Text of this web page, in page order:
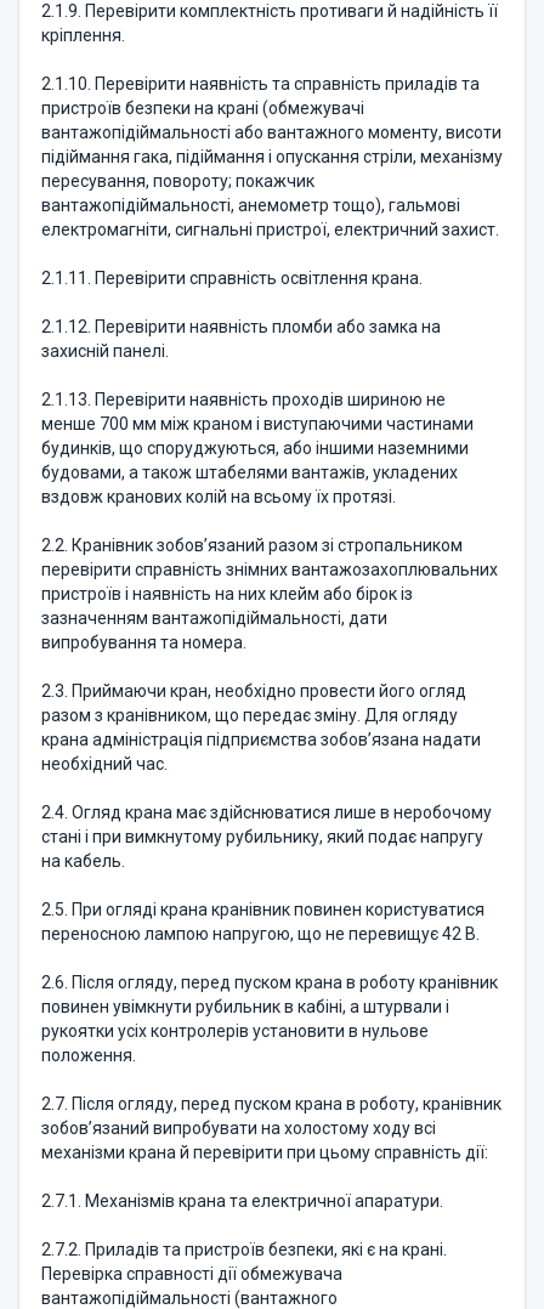
2.1.9. Перевірити комплектність противаги й надійність її
кріплення.
2.1.10. Перевірити наявність та справність приладів та
пристроїв безпеки на крані (обмежувачі
вантажопідіймальності або вантажного моменту, висоти
підіймання гака, підіймання і опускання стріли, механізму
пересування, повороту; покажчик
вантажопідіймальності, анемометр тощо), гальмові
електромагніти, сигнальні пристрої, електричний захист.
2.1.11. Перевірити справність освітлення крана.
2.1.12. Перевірити наявність пломби або замка на
захисній панелі.
2.1.13. Перевірити наявність проходів шириною не
менше 700 мм між краном і виступаючими частинами
будинків, що споруджуються, або іншими наземними
будовами, а також штабелями вантажів, укладених
вздовж кранових колій на всьому їх протязі.
2.2. Кранівник зобов’язаний разом зі стропальником
перевірити справність знімних вантажозахоплювальних
пристроїв і наявність на них клейм або бірок із
зазначенням вантажопідіймальності, дати
випробування та номера.
2.3. Приймаючи кран, необхідно провести його огляд
разом з кранівником, що передає зміну. Для огляду
крана адміністрація підприємства зобов’язана надати
необхідний час.
2.4. Огляд крана має здійснюватися лише в неробочому
стані і при вимкнутому рубильнику, який подає напругу
на кабель.
2.5. При огляді крана кранівник повинен користуватися
переносною лампою напругою, що не перевищує 42 В.
2.6. Після огляду, перед пуском крана в роботу кранівник
повинен увімкнути рубильник в кабіні, а штурвали і
рукоятки усіх контролерів установити в нульове
положення.
2.7. Після огляду, перед пуском крана в роботу, кранівник
зобов’язаний випробувати на холостому ходу всі
механізми крана й перевірити при цьому справність дії:
2.7.1. Механізмів крана та електричної апаратури.
2.7.2. Приладів та пристроїв безпеки, які є на крані.
Перевірка справності дії обмежувача
вантажопідіймальності (вантажного